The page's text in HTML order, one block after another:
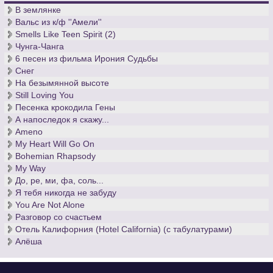
Беспокойные британские ученые исследовали воздействие
различных музыкальных произведений на организм
человека. Так вот, если вы нервничаете, и при этом
являетесь человеком, вам лучше всего
луны»Клода Дебюсси. Разучив лунное произведение, вы
успокоитесь, что до сих пор не удается британским ученым,
не знающим ноты классической музыки.
В землянке
Вальс из к/ф ''Амели''
Smells Like Teen Spirit (2)
Чунга-Чанга
6 песен из фильма Ирония Судьбы
Снег
На безымянной высоте
Still Loving You
Песенка крокодила Гены
А напоследок я скажу...
Ameno
My Heart Will Go On
Bohemian Rhapsody
My Way
До, ре, ми, фа, соль...
Я тебя никогда не забуду
You Are Not Alone
Разговор со счастьем
Отель Калифорния (Hotel California) (с табулатурами)
Алёша